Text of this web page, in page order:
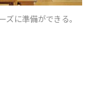
に準備ができる。